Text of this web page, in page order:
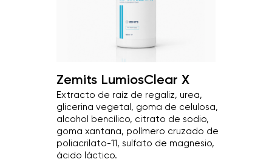
Zemits LumiosClear X
Extracto de raíz de regaliz, urea,
glicerina vegetal, goma de celulosa,
alcohol bencílico, citrato de sodio,
goma xantana, polímero cruzado de
poliacrilato-11, sulfato de magnesio,
ácido láctico.